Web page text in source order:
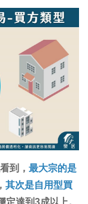
到， 最大宗的是
其次是自用型買
達到3成以上。